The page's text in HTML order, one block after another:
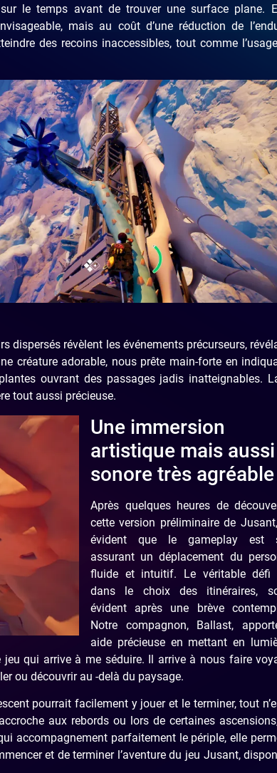
sur le temps avant de trouver une surface plane.
mais au coût d’une réduction de
des recoins inaccessibles, tout comme
dispersés révèlent les événements précurseurs,
créature adorable, nous prête main-forte en
ouvrant des passages jadis inatteignables.
tout aussi précieuse.
Une immersion
artistique mais aussi
sonore très agréable
Après quelques heures de
cette version préliminaire de
évident que le gameplay est
assurant un déplacement du
fluide et intuitif. Le véritable défi
dans le choix des itinéraires,
évident après une brève
Notre compagnon, Ballast,
aide précieuse en mettant en
qui arrive à me séduire. Il arrive à nous faire
ou découvrir au -delà du paysage.
pourrait facilement y jouer et le terminer, tout
aux rebords ou lors de certaines
accompagnement parfaitement le périple, elle
et de terminer l’aventure du jeu Jusant,